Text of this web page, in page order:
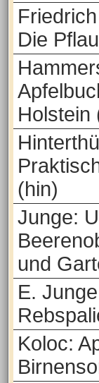
Die
Holstein
(hin)
Junge:
und
E.
Koloc: